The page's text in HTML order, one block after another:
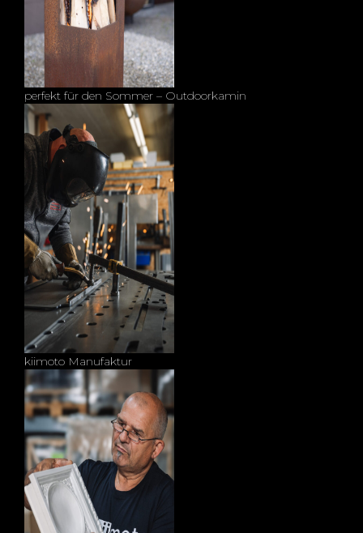
perfekt für den Sommer – Outdoorkamin
kiimoto Manufaktur